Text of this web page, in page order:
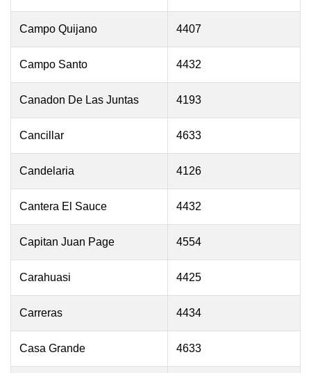
Campo Quijano 4407
Campo Santo 4432
Canadon De Las Juntas 4193
Cancillar 4633
Candelaria 4126
Cantera El Sauce 4432
Capitan Juan Page 4554
Carahuasi 4425
Carreras 4434
Casa Grande 4633